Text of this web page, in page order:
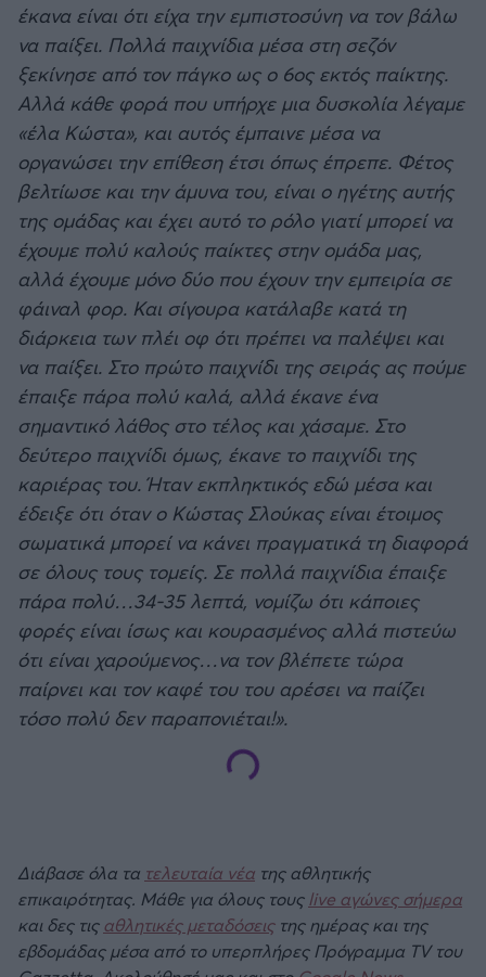
έκανα είναι ότι είχα την εμπιστοσύνη να τον βάλω
να παίξει. Πολλά παιχνίδια μέσα στη σεζόν
ξεκίνησε από τον πάγκο ως ο 6ος εκτός παίκτης.
Αλλά κάθε φορά που υπήρχε μια δυσκολία λέγαμε
«έλα Κώστα», και αυτός έμπαινε μέσα να
οργανώσει την επίθεση έτσι όπως έπρεπε. Φέτος
βελτίωσε και την άμυνα του, είναι ο ηγέτης αυτής
της ομάδας και έχει αυτό το ρόλο γιατί μπορεί να
έχουμε πολύ καλούς παίκτες στην ομάδα μας,
αλλά έχουμε μόνο δύο που έχουν την εμπειρία σε
φάιναλ φορ. Και σίγουρα κατάλαβε κατά τη
διάρκεια των πλέι οφ ότι πρέπει να παλέψει και
να παίξει. Στο πρώτο παιχνίδι της σειράς ας πούμε
έπαιξε πάρα πολύ καλά, αλλά έκανε ένα
σημαντικό λάθος στο τέλος και χάσαμε. Στο
δεύτερο παιχνίδι όμως, έκανε το παιχνίδι της
καριέρας του. Ήταν εκπληκτικός εδώ μέσα και
έδειξε ότι όταν ο Κώστας Σλούκας είναι έτοιμος
σωματικά μπορεί να κάνει πραγματικά τη διαφορά
σε όλους τους τομείς. Σε πολλά παιχνίδια έπαιξε
πάρα πολύ…34-35 λεπτά, νομίζω ότι κάποιες
φορές είναι ίσως και κουρασμένος αλλά πιστεύω
ότι είναι χαρούμενος…να τον βλέπετε τώρα
παίρνει και τον καφέ του του αρέσει να παίζει
τόσο πολύ δεν παραπονιέται!».
Διάβασε όλα τα τελευταία νέα της αθλητικής
επικαιρότητας. Μάθε για όλους τους live αγώνες σήμερα
και δες τιςαθλητικές μεταδόσειςτης ημέρας και της
εβδομάδας μέσα από το υπερπλήρες Πρόγραμμα TV του